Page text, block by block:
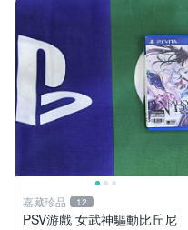
嘉藏珍品 12
PSV游戲 女武神驅動比丘尼